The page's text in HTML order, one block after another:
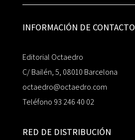
INFORMACIÓN DE CONTACTO
Editorial Octaedro
C/ Bailén, 5, 08010 Barcelona
octaedro@octaedro.com
Teléfono 93 246 40 02
RED DE DISTRIBUCIÓN